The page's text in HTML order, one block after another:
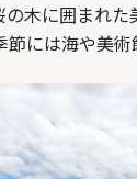
木に囲まれ
には海や美